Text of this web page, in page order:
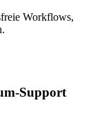
Workflows,
Support